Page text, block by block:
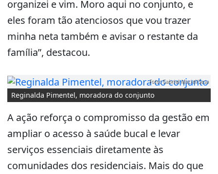
organizei e vim. Moro aqui no conjunto, e
eles foram tão atenciosos que vou trazer
minha neta também e avisar o restante da
família”, destacou.
Reginalda Pimentel, moradora do conjunto
Foto: Gabriel Maciel/Sesa
A ação reforça o compromisso da gestão em
ampliar o acesso à saúde bucal e levar
serviços essenciais diretamente às
comunidades dos residenciais. Mais do que